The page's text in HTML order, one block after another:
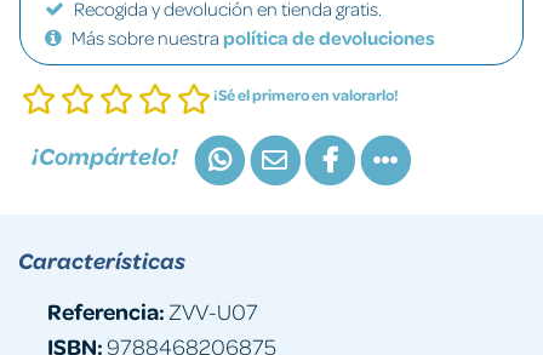
Recogida y devolución en tienda gratis.
Más sobre nuestra política de devoluciones
¡Sé el primero en valorarlo!
¡Compártelo!
Características
Referencia: ZVV-U07
ISBN:9788468206875